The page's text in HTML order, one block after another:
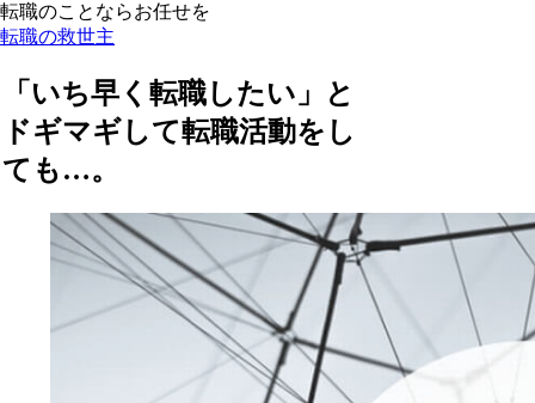
転職のことならお任せを
転職の救世主
「いち早く転職したい」と
ドギマギして転職活動をし
ても…。